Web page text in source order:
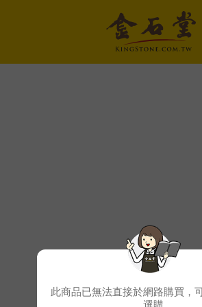
此商品已無法直接於網路購買，
選購